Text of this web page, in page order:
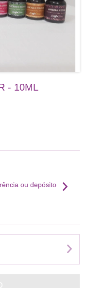
- 10ML
ou depósito